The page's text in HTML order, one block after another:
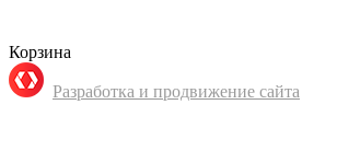
Корзина
Разработка и продвижение сайта